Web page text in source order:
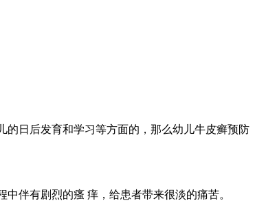
日后发育和学习等方面的，那么幼儿牛皮癣预防
伴有剧烈的瘙 痒，给患者带来很淡的痛苦。